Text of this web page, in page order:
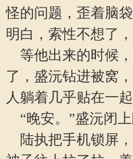
怪的问题，歪着脑
明白，索性不想了
等他出来的时候
了，盛沅钻进被窝
人躺着几乎贴在一起
“晚安。”盛沅闭上
陆执把手机锁屏